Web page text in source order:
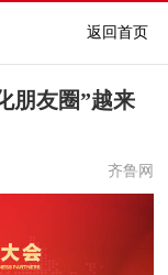
返回首页
朋友圈”越来
齐鲁网